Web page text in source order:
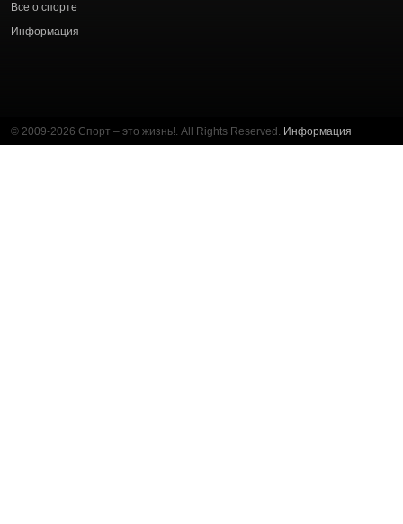
Все о спорте
Информация
© 2009-2026 Спорт – это жизнь!. All Rights Reserved. Информация